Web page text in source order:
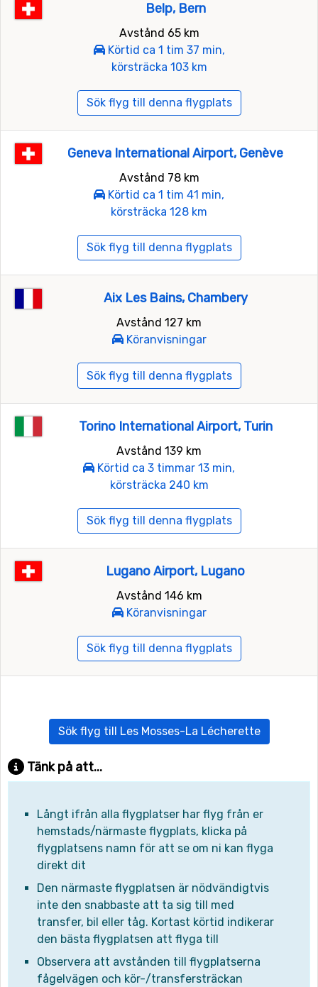
Belp, Bern
Avstånd 65 km
Körtid ca 1 tim 37 min,
körsträcka 103 km
Sök flyg till denna flygplats
Geneva International Airport, Genève
Avstånd 78 km
Körtid ca 1 tim 41 min,
körsträcka 128 km
Sök flyg till denna flygplats
Aix Les Bains, Chambery
Avstånd 127 km
Köranvisningar
Sök flyg till denna flygplats
Torino International Airport, Turin
Avstånd 139 km
Körtid ca 3 timmar 13 min,
körsträcka 240 km
Sök flyg till denna flygplats
Lugano Airport, Lugano
Avstånd 146 km
Köranvisningar
Sök flyg till denna flygplats
Sök flyg till Les Mosses-La Lécherette
Tänk på att...
Långt ifrån alla flygplatser har flyg från er
hemstads/närmaste flygplats, klicka på
flygplatsens namn för att se om ni kan flyga
direkt dit
Den närmaste flygplatsen är nödvändigtvis
inte den snabbaste att ta sig till med
transfer, bil eller tåg. Kortast körtid indikerar
den bästa flygplatsen att flyga till
Observera att avstånden till flygplatserna
fågelvägen och kör-/transfersträckan